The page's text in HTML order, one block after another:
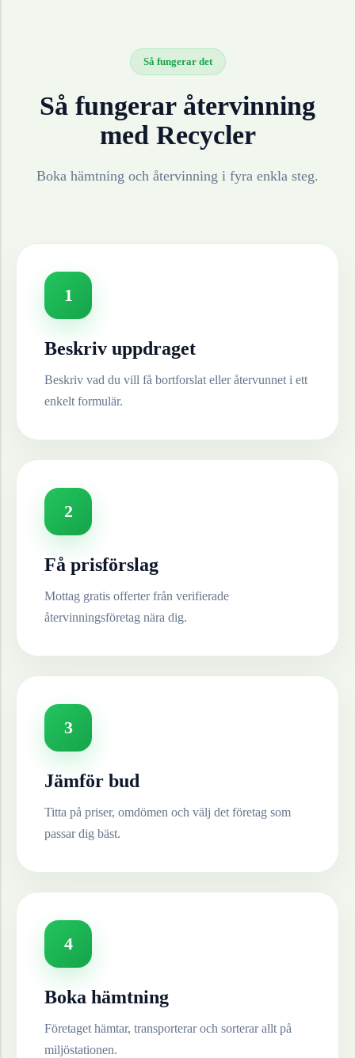
Så fungerar det
Så fungerar återvinning
med Recycler
Boka hämtning och återvinning i fyra enkla steg.
1
Beskriv uppdraget
Beskriv vad du vill få bortforslat eller återvunnet i ett
enkelt formulär.
2
Få prisförslag
Mottag gratis offerter från verifierade
återvinningsföretag nära dig.
3
Jämför bud
Titta på priser, omdömen och välj det företag som
passar dig bäst.
4
Boka hämtning
Företaget hämtar, transporterar och sorterar allt på
miljöstationen.